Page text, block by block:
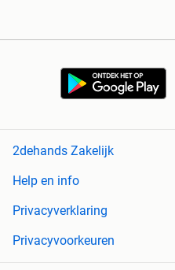
2dehands Zakelijk
Help en info
Privacyverklaring
Privacyvoorkeuren